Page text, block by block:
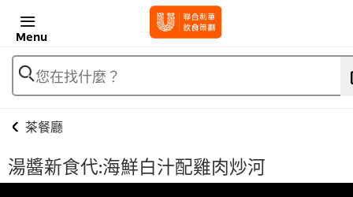
Menu
您在找什麼？
茶餐廳
湯醬新食代:海鮮白汁配雞肉炒河